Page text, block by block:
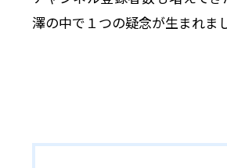
澤の中で１つの疑念が生まれま